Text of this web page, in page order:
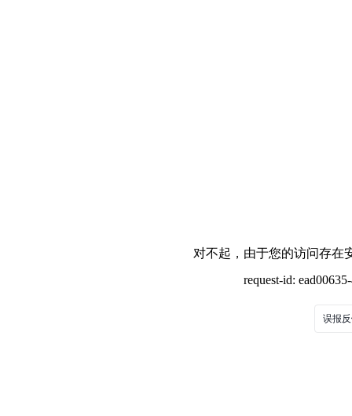
对不起，由于您的访问存在
request-id:
误报